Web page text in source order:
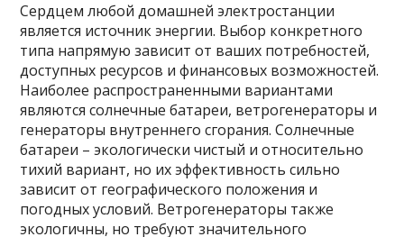
Сердцем любой домашней электростанции
является источник энергии. Выбор конкретного
типа напрямую зависит от ваших потребностей,
доступных ресурсов и финансовых возможностей.
Наиболее распространенными вариантами
являются солнечные батареи, ветрогенераторы и
генераторы внутреннего сгорания. Солнечные
батареи – экологически чистый и относительно
тихий вариант, но их эффективность сильно
зависит от географического положения и
погодных условий. Ветрогенераторы также
экологичны, но требуют значительного